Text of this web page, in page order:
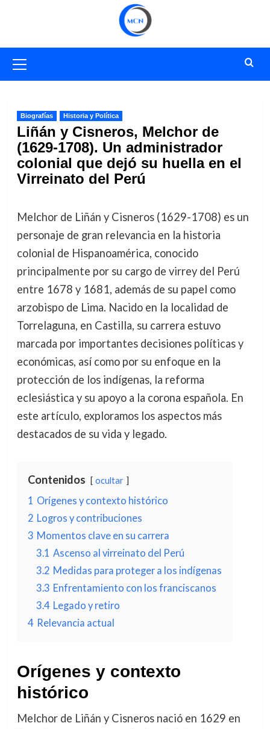
primario
Biografías Historia y Política
Liñán y Cisneros, Melchor de
(1629-1708). Un administrador
colonial que dejó su huella en el
Virreinato del Perú
Melchor de Liñán y Cisneros (1629-1708) es un
personaje de gran relevancia en la historia
colonial de Hispanoamérica, conocido
principalmente por su cargo de virrey del Perú
entre 1678 y 1681, además de su papel como
arzobispo de Lima. Nacido en la localidad de
Torrelaguna, en Castilla, su carrera estuvo
marcada por importantes decisiones políticas y
económicas, así como por su enfoque en la
protección de los indígenas, la reforma
eclesiástica y su apoyo a la corona española. En
este artículo, exploramos los aspectos más
destacados de su vida y legado.
Contenidos ocultar
1 Orígenes y contexto histórico
2 Logros y contribuciones
3 Momentos clave en su carrera
3.1 Ascenso al virreinato del Perú
3.2 Medidas para proteger a los indígenas
3.3 Enfrentamiento con los franciscanos
3.4 Legado y retiro
4 Relevancia actual
Orígenes y contexto
histórico
Melchor de Liñán y Cisneros nació en 1629 en